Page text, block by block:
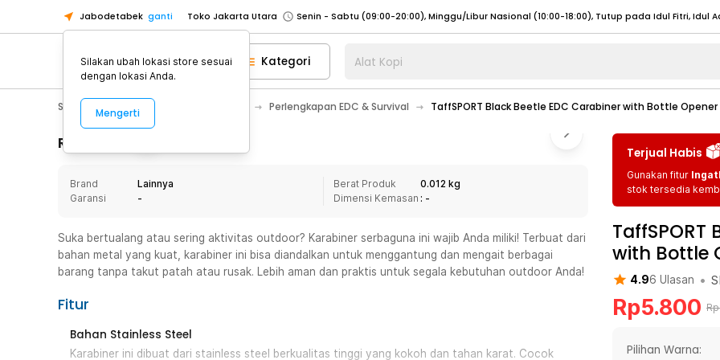
Jabodetabek ganti Toko Jakarta Utara
Toko Tangerang
Toko Cikupa
Pick n Go Jakarta Barat
Senin - Jumat (07:00 - 20:00), Sabtu - Minggu (08:00 - 20:00), Tutup pada Idul Fitri
Pick n Go Bekasi
Senin - Jumat (08:00 - 20:00), Sabtu - Minggu/ Libur Nasional (08:00 - 17:00) Selengkapnya
Senin - Jumat (08:00 - 20:00), Sabtu - Minggu/ Libur Nasional (08:00 - 17:00) Selengkapnya
Senin - Sabtu (09:00-20:00), Minggu/Libur Nasional (12:00-20:00), Tutup pada Idul Fitri
Senin - Sabtu (09:00-20:00), Minggu/Libur Nasional (12:00-20:00), Tutup pada Idul Fitri
Toko Tangerang
Toko Cikupa
Senin - Jumat (07:00 - 20:00), Sabtu - Minggu (08:00 - 20:00), Tutup pada Idul Fitri
Senin - Jumat (08:00 - 20:00), Sabtu - Minggu/ Libur Nasional (08:00 - 17:00) Selengkapnya
Pick n Go Depok
Kategori Alat Kopi
Sport & Outdoor Perlengkapan EDC & Survival TaffSPORT Black Beetle EDC Carabiner with Bottle Opener -
Rincian Produk
Brand
Lainnya
Garansi
-
Berat Produk
0.012 kg
Dimensi Kemasan : -
Suka bertualang atau sering aktivitas outdoor? Karabiner serbaguna ini wajib Anda miliki! Terbuat dari
bahan metal yang kuat, karabiner ini bisa diandalkan untuk menggantung dan mengait berbagai
barang tanpa takut patah atau rusak. Lebih aman dan praktis untuk segala kebutuhan outdoor Anda!
Fitur
Bahan Stainless Steel
Karabiner ini dibuat dari stainless steel berkualitas tinggi yang kokoh dan tahan karat. Cocok
Terjual Habis
Gunakan fitur
stok tersedia
TaffSPORT
with Bottle
4.96 Ulasan •
Rp5.800 Rp
Pilihan Warna:
Silakan ubah lokasi store sesuai
dengan lokasi Anda.
Mengerti